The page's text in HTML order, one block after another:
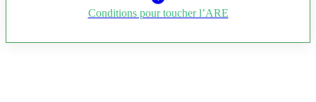
Conditions pour toucher l’ARE